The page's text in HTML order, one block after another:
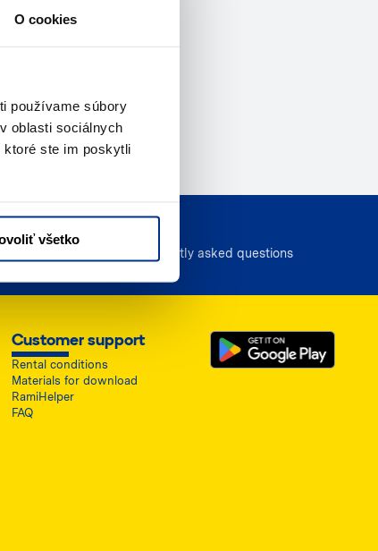
O cookies
používame súbory
oblasti sociálnych
ste im poskytli
všetko
Frequently asked questions
Customer support
Rental conditions
Materials for download
RamiHelper
FAQ